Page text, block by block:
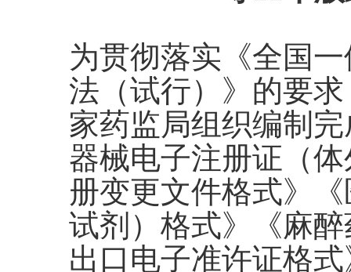
为贯彻落实《全国
法（试行）》的要
家药监局组织编制
器械电子注册证（
册变更文件格式》
试剂）格式》《麻
出口电子准许证格